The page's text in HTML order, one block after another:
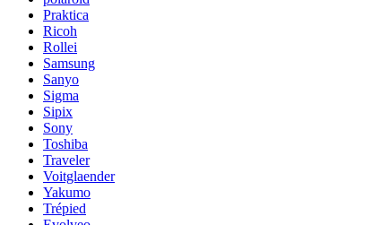
Praktica
Ricoh
Rollei
Samsung
Sanyo
Sigma
Sipix
Sony
Toshiba
Traveler
Voitglaender
Yakumo
Trépied